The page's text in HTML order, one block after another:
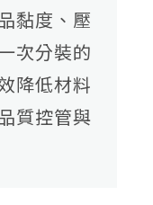
黏度、壓
次分裝的
降低材料
質控管與